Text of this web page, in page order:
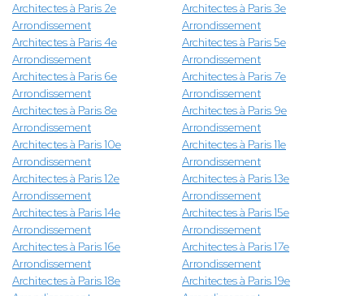
Architectes à Paris 2e
Arrondissement
Architectes à Paris 3e
Arrondissement
Architectes à Paris 4e
Arrondissement
Architectes à Paris 5e
Arrondissement
Architectes à Paris 6e
Arrondissement
Architectes à Paris 7e
Arrondissement
Architectes à Paris 8e
Arrondissement
Architectes à Paris 9e
Arrondissement
Architectes à Paris 10e
Arrondissement
Architectes à Paris 11e
Arrondissement
Architectes à Paris 12e
Arrondissement
Architectes à Paris 13e
Arrondissement
Architectes à Paris 14e
Arrondissement
Architectes à Paris 15e
Arrondissement
Architectes à Paris 16e
Arrondissement
Architectes à Paris 17e
Arrondissement
Architectes à Paris 18e
Architectes à Paris 19e